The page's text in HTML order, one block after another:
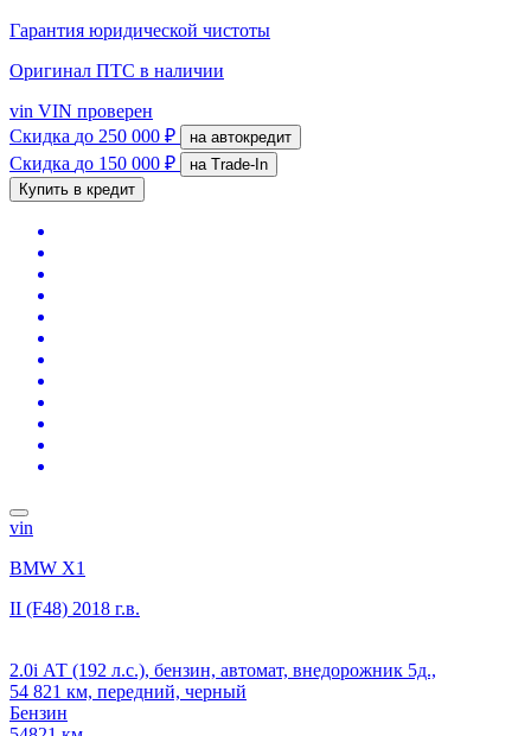
Гарантия юридической чистоты
Оригинал ПТС в наличии
vin VIN проверен
Скидка до 250 000 ₽ на автокредит
Скидка до 150 000 ₽
на Trade-In
Купить в кредит
vin
BMW X1
II (F48) 2018 г.в.
2.0i АТ (192 л.с.), бензин, автомат, внедорожник 5д.,
54 821 км, передний, черный
Бензин